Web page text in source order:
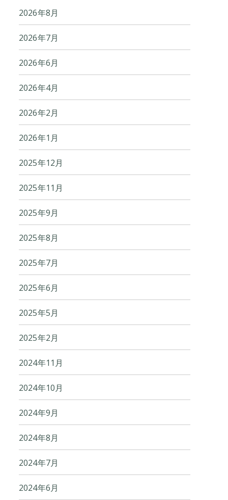
2026年8月
2026年7月
2026年6月
2026年4月
2026年2月
2026年1月
2025年12月
2025年11月
2025年9月
2025年8月
2025年7月
2025年6月
2025年5月
2025年2月
2024年11月
2024年10月
2024年9月
2024年8月
2024年7月
2024年6月